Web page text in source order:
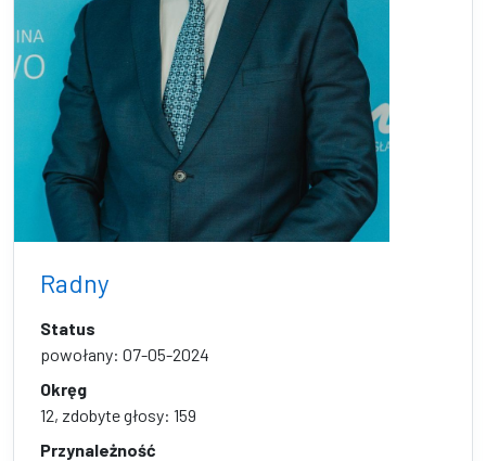
Radny
Status
powołany: 07-05-2024
Okręg
12, zdobyte głosy: 159
Przynależność